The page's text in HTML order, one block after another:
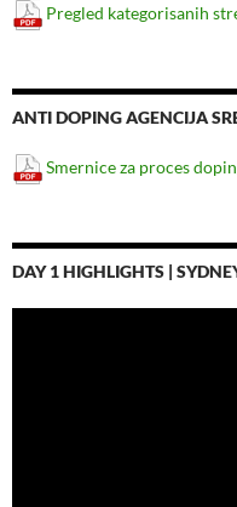
Pregled kategorisanih
ANTI DOPING AGENCIJA
Smernice za proces
DAY 1 HIGHLIGHTS |